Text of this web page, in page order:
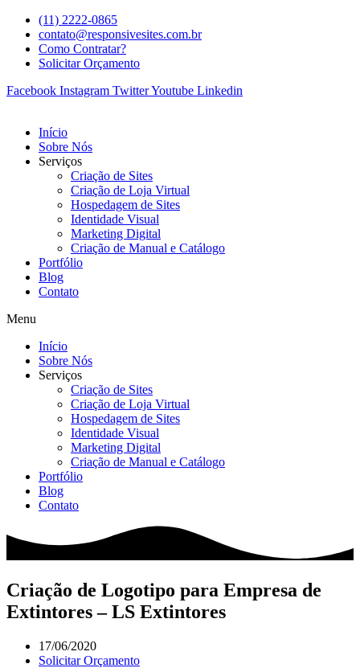
(11) 2222-0865
contato@responsivesites.com.br
Como Contratar?
Solicitar Orçamento
Facebook Instagram TwitterYoutube Linkedin
Início
Sobre Nós
Serviços
Criação de Sites
Criação de Loja Virtual
Hospedagem de Sites
Identidade Visual
Marketing Digital
Criação de Manual e Catálogo
Portfólio
Blog
Contato
Menu
Início
Sobre Nós
Serviços
Criação de Sites
Criação de Loja Virtual
Hospedagem de Sites
Identidade Visual
Marketing Digital
Criação de Manual e Catálogo
Portfólio
Blog
Contato
Criação de Logotipo para Empresa de
Extintores – LS Extintores
17/06/2020
Solicitar Orçamento